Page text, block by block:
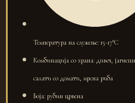
Температура на служење: 15-17°C
Комбинација со храна: дивеч,
салати со домати, мрсна риба
Боја: рубин црвена